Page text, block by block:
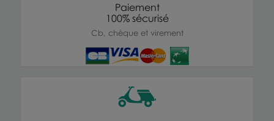
Paiement
100% sécurisé
Cb, chèque et virement